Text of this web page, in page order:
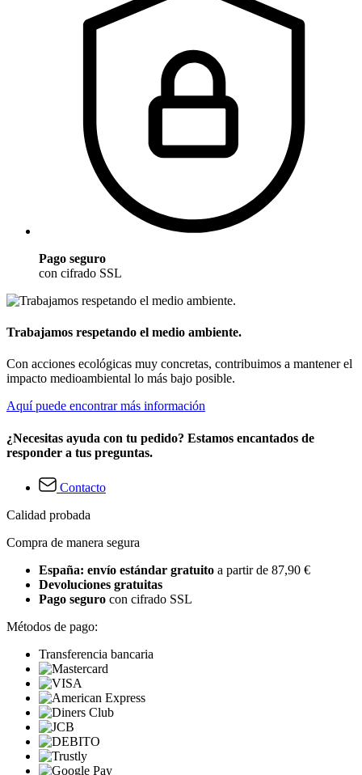
Pago seguro
con cifrado SSL
Trabajamos respetando el medio ambiente.
Con acciones ecológicas muy concretas, contribuimos a mantener el
impacto medioambiental lo más bajo posible.
Aquí puede encontrar más información
¿Necesitas ayuda con tu pedido? Estamos encantados de
responder a tus preguntas.
Contacto
Calidad probada
Compra de manera segura
España: envío estándar gratuito a partir de 87,90 €
Devoluciones gratuitas
Pago seguro con cifrado SSL
Métodos de pago:
Transferencia bancaria